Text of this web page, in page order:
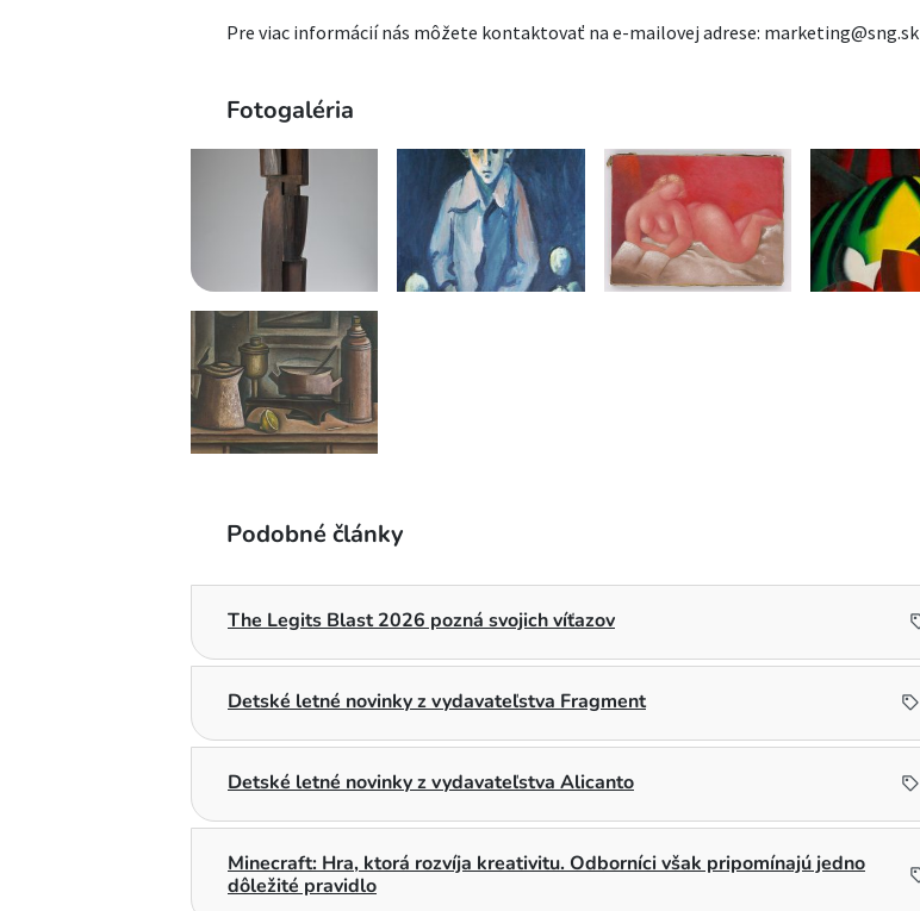
Pre viac informácií nás môžete kontaktovať na e-mailovej adrese: marketing@sng.sk
Fotogaléria
Podobné články
The Legits Blast 2026 pozná svojich víťazov
Detské letné novinky z vydavateľstva Fragment
Detské letné novinky z vydavateľstva Alicanto
Minecraft: Hra, ktorá rozvíja kreativitu. Odborníci však pripomínajú jedno
dôležité pravidlo